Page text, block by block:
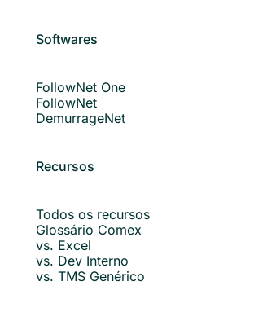
Softwares
FollowNet One
FollowNet
DemurrageNet
Recursos
Todos os recursos
Glossário Comex
vs. Excel
vs. Dev Interno
vs. TMS Genérico